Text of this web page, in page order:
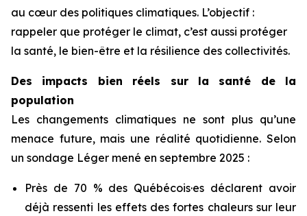
au cœur des politiques climatiques. L’objectif :
rappeler que protéger le climat, c’est aussi protéger
la santé, le bien-être et la résilience des collectivités.
Des impacts bien réels sur la santé de la
population
Les changements climatiques ne sont plus qu’une
menace future, mais une réalité quotidienne. Selon
un sondage Léger mené en septembre 2025 :
Près de 70 % des Québécois·es déclarent avoir
déjà ressenti les effets des fortes chaleurs sur leur